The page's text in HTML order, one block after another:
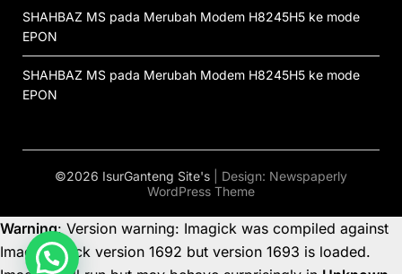
SHAHBAZ MS pada Merubah Modem H8245H5 ke mode
EPON
SHAHBAZ MS pada Merubah Modem H8245H5 ke mode
EPON
©2026 IsurGanteng Site's | Design: Newspaperly
WordPress Theme
Warning: Version warning: Imagick was compiled against
ImageMagick version 1692 but version 1693 is loaded.